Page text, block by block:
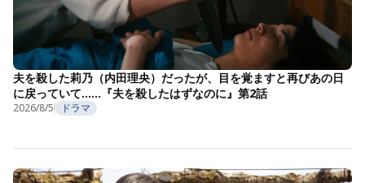
夫を殺した莉乃（内田理央）だったが、目を覚ますと再びあの日
に戻っていて……『夫を殺したはずなのに』第2話
2026/8/5 ドラマ